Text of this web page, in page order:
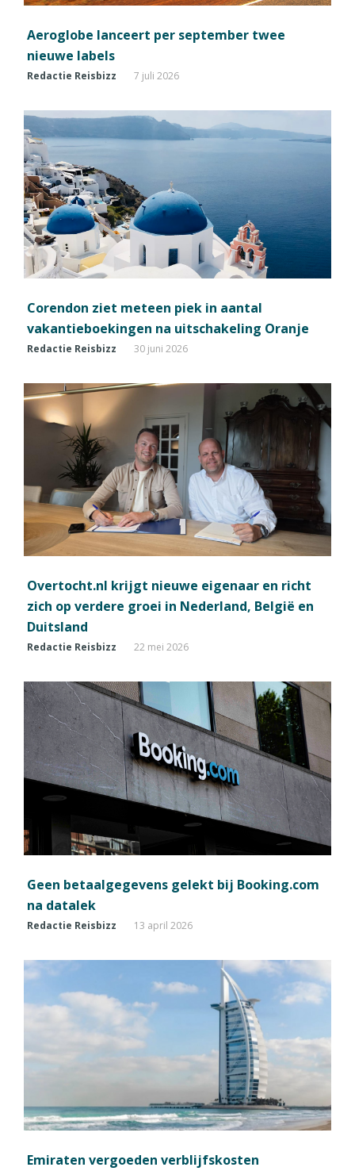
Aeroglobe lanceert per september twee
nieuwe labels
Redactie Reisbizz 7 juli 2026
Corendon ziet meteen piek in aantal
vakantieboekingen na uitschakeling Oranje
Redactie Reisbizz 30 juni 2026
Overtocht.nl krijgt nieuwe eigenaar en richt
zich op verdere groei in Nederland, België en
Duitsland
Redactie Reisbizz 22 mei 2026
Geen betaalgegevens gelekt bij Booking.com
na datalek
Redactie Reisbizz 13 april 2026
Emiraten vergoeden verblijfskosten